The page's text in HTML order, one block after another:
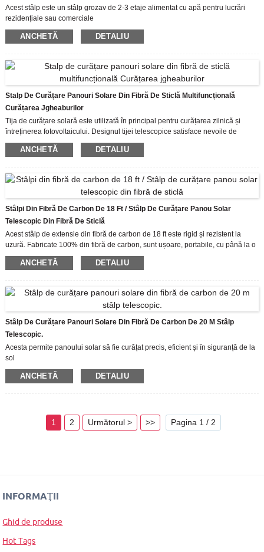
Acest stâlp este un stâlp grozav de 2-3 etaje alimentat cu apă pentru lucrări
rezidențiale sau comerciale
Tija de curățare solară este utilizată în principal pentru curățarea zilnică și
întreținerea fotovoltaicului. Designul tijei telescopice satisface nevoile de
ANCHETĂ DETALIU
Stalp De Curățare Panouri Solare Din Fibră De Sticlă Multifuncțională
Curățarea Jgheaburilor
Tija de curățare solară este utilizată în principal pentru curățarea zilnică și
întreținerea fotovoltaicului. Designul tijei telescopice satisface nevoile de
curățare pe distanțe lungi și pe scară largă, care este sigură și fiabilă.
ANCHETĂ DETALIU
Stâlpi Din Fibră De Carbon De 18 Ft / Stâlp De Curățare Panou Solar
Telescopic Din Fibră De Sticlă
Acest stâlp de extensie din fibră de carbon de 18 ft este rigid și rezistent la
uzură. Fabricate 100% din fibră de carbon, sunt ușoare, portabile, cu până la o
cincime din greutatea oțelului și de multe ori mai puternice, stâlpii telescopici
din fibră de carbon sunt ideali.
ANCHETĂ DETALIU
Stâlp De Curățare Panouri Solare Din Fibră De Carbon De 20 M Stâlp
Telescopic.
Acesta permite panoului solar să fie curățat precis, eficient și în siguranță de la
sol
Acești stâlpi telescopici din fibră de carbon alunecă fără efort și pot fi blocați la
orice lungime, ușor de utilizat, ușor de transportat și ușor de stocat.
ANCHETĂ DETALIU
1 2 Următorul > >> Pagina 1 / 2
INFORMAŢII
Ghid de produse
Hot Tags